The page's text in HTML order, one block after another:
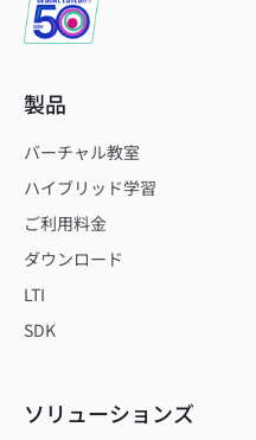
製品
バーチャル教室
ハイブリッド学習
ご利用料金
ダウンロード
LTI
SDK
ソリューションズ